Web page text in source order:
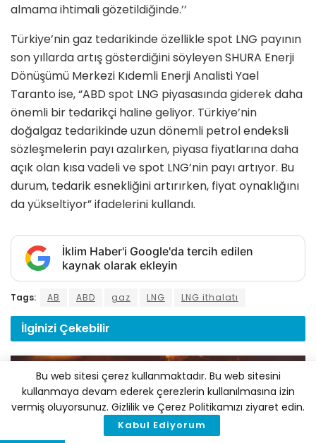
almama ihtimali gözetildiğinde.’’
Türkiye’nin gaz tedarikinde özellikle spot LNG payının
son yıllarda artış gösterdiğini söyleyen SHURA Enerji
Dönüşümü Merkezi Kıdemli Enerji Analisti Yael
Taranto ise, “ABD spot LNG piyasasında giderek daha
önemli bir tedarikçi haline geliyor. Türkiye’nin
doğalgaz tedarikinde uzun dönemli petrol endeksli
sözleşmelerin payı azalırken, piyasa fiyatlarına daha
açık olan kısa vadeli ve spot LNG’nin payı artıyor. Bu
durum, tedarik esnekliğini artırırken, fiyat oynaklığını
da yükseltiyor” ifadelerini kullandı.
İklim Haber'i Google'da tercih edilen
kaynak olarak ekleyin
Tags: AB ABD gaz LNG LNG ithalatı
İlginizi Çekebilir
Bu web sitesi çerez kullanmaktadır. Bu web sitesini
kullanmaya devam ederek çerezlerin kullanılmasına izin
vermiş oluyorsunuz. Gizlilik ve Çerez Politikamızı ziyaret edin.
Kabul Ediyorum